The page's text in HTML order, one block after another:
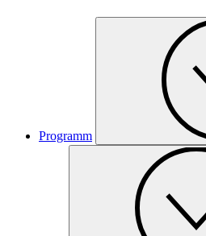
Programm